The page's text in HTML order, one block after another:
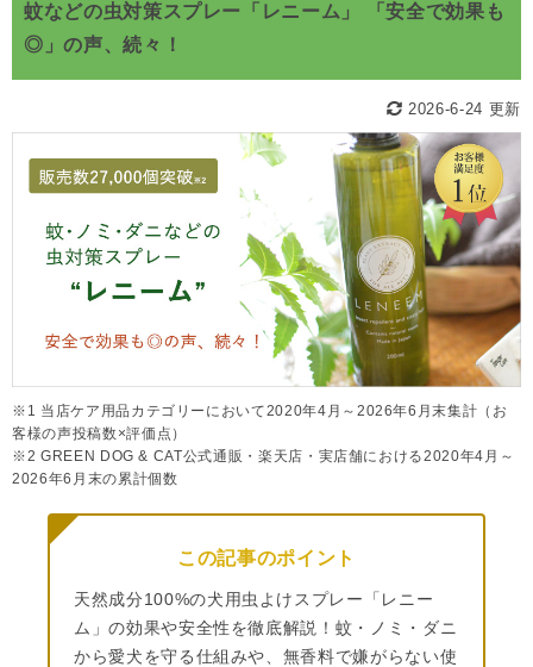
蚊などの虫対策スプレー「レニーム」 「安全で効果も
◎」の声、続々！
2026-6-24 更新
※1 当店ケア用品カテゴリーにおいて2020年4月～2026年6月末集計（お
客様の声投稿数×評価点）
※2 GREEN DOG & CAT公式通販・楽天店・実店舗における2020年4月～
2026年6月末の累計個数
この記事のポイント
天然成分100%の犬用虫よけスプレー「レニー
ム」の効果や安全性を徹底解説！蚊・ノミ・ダニ
から愛犬を守る仕組みや、無香料で嫌がらない使